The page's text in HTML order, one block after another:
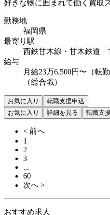
好きな物に囲まれて働く買取
勤務地
福岡県
最寄り駅
西鉄甘木線・甘木鉄道
給与
月給23万6,500円〜（転
（総合職）
お気に入り
転職支援申込
お気に入り
詳細を見る 転職支
< 前へ
1
2
3
...
60
次へ >
おすすめ求人